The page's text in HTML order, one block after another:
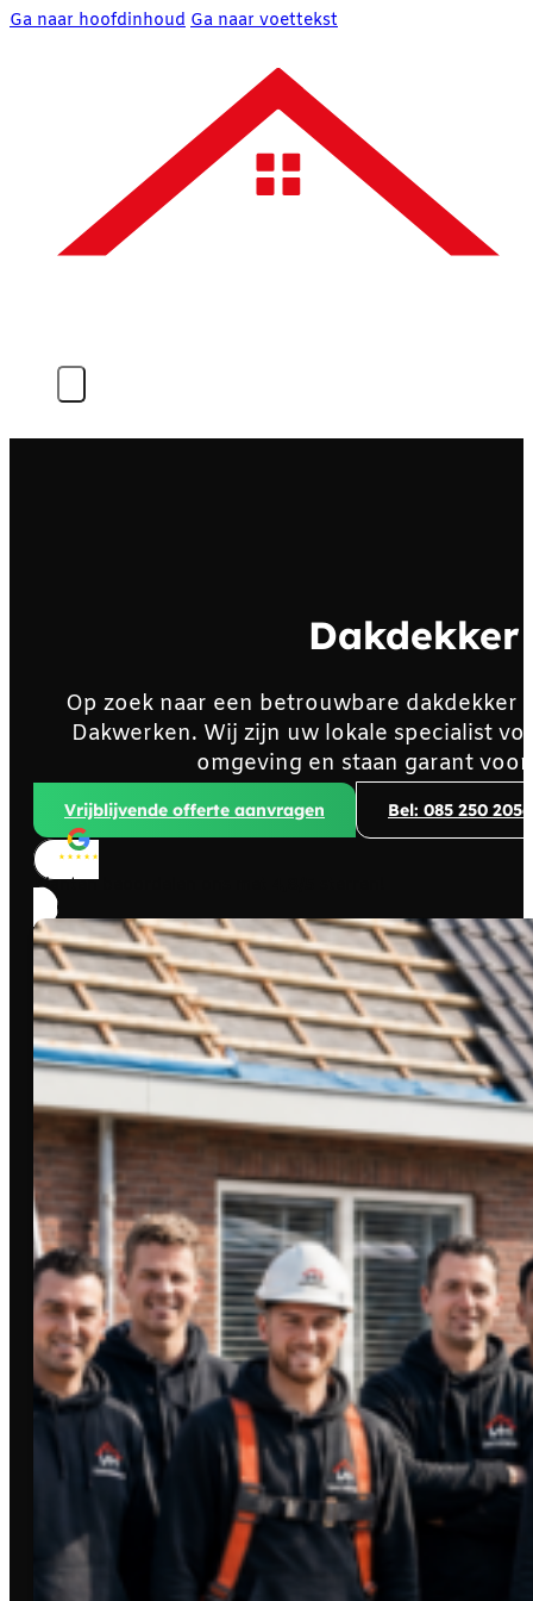
Ga naar hoofdinhoud Ga naar voettekst
Op zoek naar een betrouwbare
Dakwerken. Wij zijn uw lokale specialist
omgeving en staan garant
Vrijblijvende offerte aanvragen Bel: 085 250 2056
Klanten beoordelen ons met